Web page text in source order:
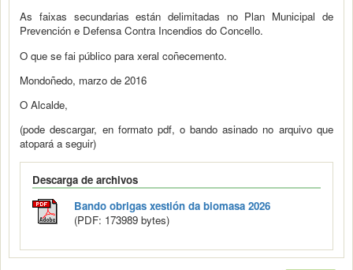
As faixas secundarias están delimitadas no Plan Municipal de
Prevención e Defensa Contra Incendios do Concello.
O que se fai público para xeral coñecemento.
Mondoñedo, marzo de 2016
O Alcalde,
(pode descargar, en formato pdf, o bando asinado no arquivo que
atopará a seguir)
Descarga de archivos
Bando obrigas xestión da biomasa 2026
(PDF: 173989 bytes)